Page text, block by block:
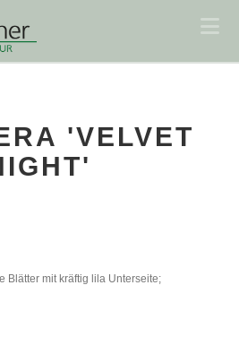
'VELVET
Blätter mit kräftig lila Unterseite;